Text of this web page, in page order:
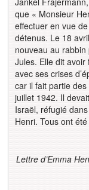
que « Monsieur
effectuer en vue
détenus. Le 18
nouveau au
Jules. Elle dit
avec ses crises
car il fait partie des
juillet 1942. Il
Israël, réfugié
Henri. Tous ont
Lettre d’Emma